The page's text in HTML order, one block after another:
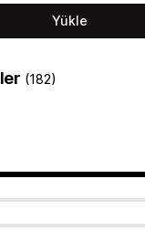
Yükle
(182)